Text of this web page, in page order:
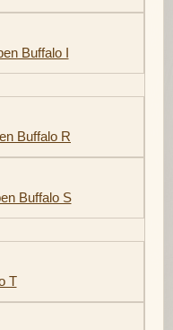
Buffalo I
Buffalo R
Buffalo S
T